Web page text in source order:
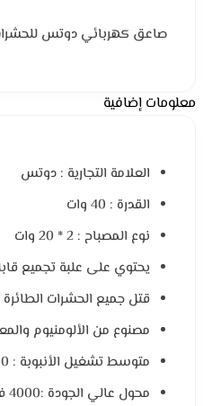
صاعق كهربائي دوتس للحشرات 40 وات –
معلومات إضافية
العلامة التجارية : دوتس
القدرة : 40 وات
نوع المصباح : 2 * 20 وات
يحتوي على علبة تجميع
قتل جميع الحشرات الطائرة 100%
مصنوع من الألومنيوم
متوسط تشغيل الأنبوبة : 8000 / ساعة
محول عالي الجودة :4000 فولت